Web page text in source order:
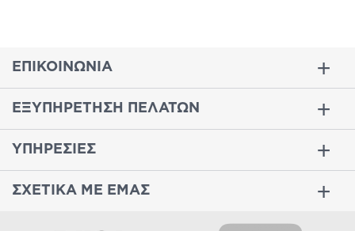
ΕΠΙΚΟΙΝΩΝΙΑ
ΕΞΥΠΗΡΕΤΗΣΗ ΠΕΛΑΤΩΝ
ΥΠΗΡΕΣΙΕΣ
ΣΧΕΤΙΚΑ ΜΕ ΕΜΑΣ